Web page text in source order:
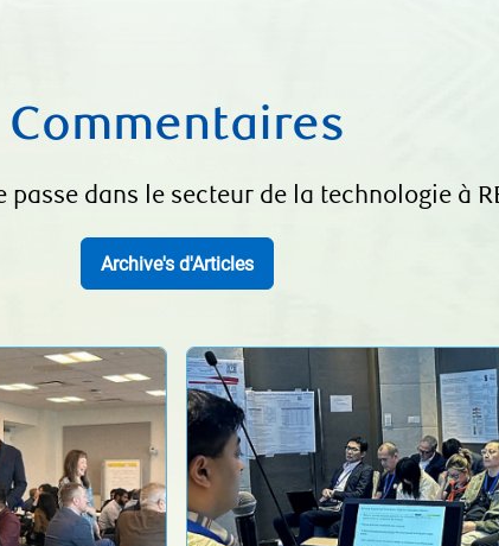
Commentaires
dans le secteur de la technologie à
Archive's d'Articles